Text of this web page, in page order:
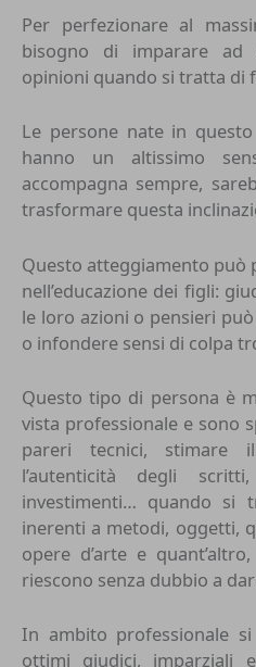
Per perfezionare al
bisogno di imparare ad
opinioni quando si tratta di
Le persone nate in
hanno un altissimo
accompagna sempre,
trasformare questa
Questo atteggiamento
nell’educazione dei figli:
le loro azioni o pensieri
o infondere sensi di colpa
Questo tipo di persona è
vista professionale e sono
pareri tecnici, stimare
l’autenticità degli
investimenti… quando si
inerenti a metodi, oggetti,
opere d’arte e
riescono senza dubbio a
In ambito professionale
ottimi giudici, imparziali